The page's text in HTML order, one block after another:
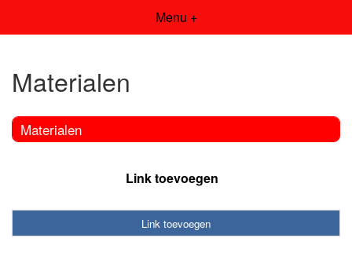
Menu +
Materialen
Materialen
Link toevoegen
Link toevoegen